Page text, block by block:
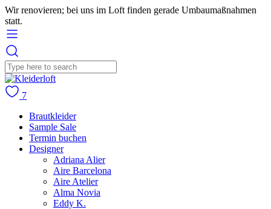
Wir renovieren; bei uns im Loft finden gerade Umbaumaßnahmen
statt.
7
Brautkleider
Sample Sale
Termin buchen
Designer
Adriana Alier
Aire Barcelona
Aire Atelier
Alma Novia
Eddy K.